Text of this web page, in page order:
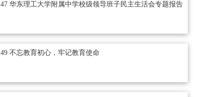
47 华东理工大学附属中学校级领导班子民主生活会专题报告
49 不忘教育初心，牢记教育使命